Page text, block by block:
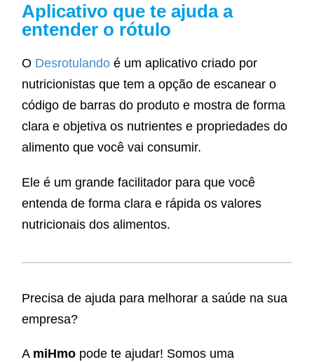
Aplicativo que te ajuda a
entender o rótulo
O Desrotulando é um aplicativo criado por
nutricionistas que tem a opção de escanear o
código de barras do produto e mostra de forma
clara e objetiva os nutrientes e propriedades do
alimento que você vai consumir.
Ele é um grande facilitador para que você
entenda de forma clara e rápida os valores
nutricionais dos alimentos.
Precisa de ajuda para melhorar a saúde na sua
empresa?
A miHmo pode te ajudar! Somos uma